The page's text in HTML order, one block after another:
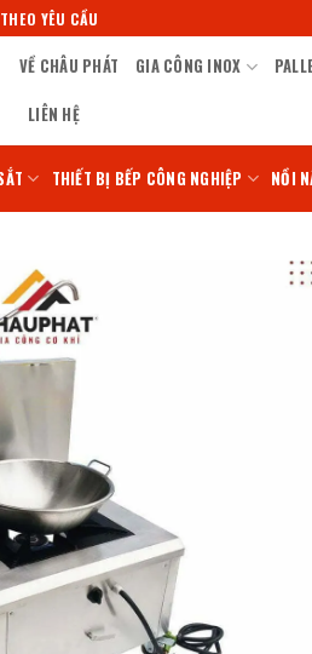
YÊU CẦU
VỀ CHÂU PHÁT GIA CÔNG INOX
LIÊN HỆ
THIẾT BỊ BẾP CÔNG NGHIỆP NỒI